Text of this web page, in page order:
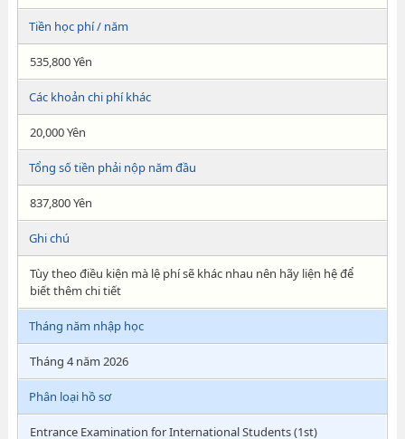
Tiền học phí / năm
535,800 Yên
Các khoản chi phí khác
20,000 Yên
Tổng số tiền phải nộp năm đầu
837,800 Yên
Ghi chú
Tùy theo điều kiện mà lệ phí sẽ khác nhau nên hãy liện hệ để
biết thêm chi tiết
Tháng năm nhập học
Tháng 4 năm 2026
Phân loại hồ sơ
Entrance Examination for International Students (1st)